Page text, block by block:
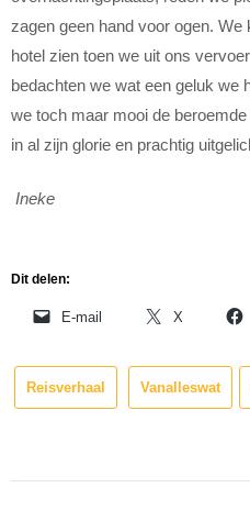
zagen geen hand voor ogen.
hotel zien toen we uit ons
bedachten we wat een geluk we
we toch maar mooi de
in al zijn glorie en prachtig
Ineke
Dit delen:
E-mail X
Reisverhaal Vanalleswat